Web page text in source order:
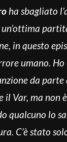
ha sbagliato
in questo
umano.
da parte
il Var, ma non
qualcuno lo
C’è stato